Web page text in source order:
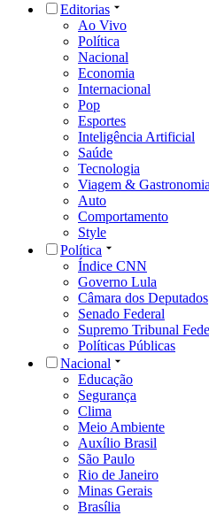
Editorias
Ao Vivo
Política
Nacional
Economia
Internacional
Pop
Esportes
Inteligência Artificial
Saúde
Tecnologia
Viagem & Gastronomia
Auto
Comportamento
Style
Política
Índice CNN
Governo Lula
Câmara dos Deputados
Senado Federal
Supremo Tribunal
Políticas Públicas
Nacional
Educação
Segurança
Clima
Meio Ambiente
Auxílio Brasil
São Paulo
Rio de Janeiro
Minas Gerais
Brasília